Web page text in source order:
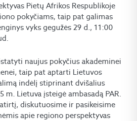
Pietų Afrikos Respublikoje
pokyčiams, taip pat galimas
vyks gegužės 29 d., 11:00
naujus pokyčius akademinei
taip pat aptarti Lietuvos
indėlį stiprinant dvišalius
m. Lietuva įsteigė ambasadą PAR.
diskutuosime ir pasikeisime
apie regiono perspektyvas